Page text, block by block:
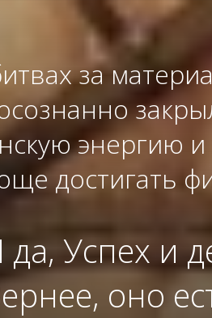
за
энергию и
достигать
да, Успех и
оно